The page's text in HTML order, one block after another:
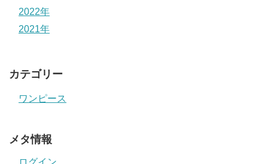
2022年
2021年
カテゴリー
ワンピース
メタ情報
ログイン